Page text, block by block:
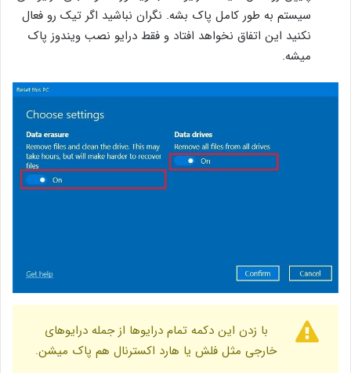
سیستم به طور کامل پاک بشه. نگران نباشید اگر تیک رو فعال
نکنید این اتفاق نخواهد افتاد و فقط درایو نصب ویندوز پاک
میشه.
با زدن این دکمه تمام درایوها از جمله درایوهای
خارجی مثل فلش یا هارد اکسترنال هم پاک میشن.